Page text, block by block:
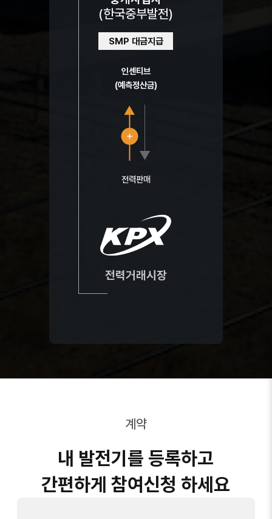
(한국중부발전)
SMP 대금지급
인센티브
(예측정산금)
전력판매
전력거래시장
계약
내 발전기를 등록하고
간편하게 참여신청 하세요